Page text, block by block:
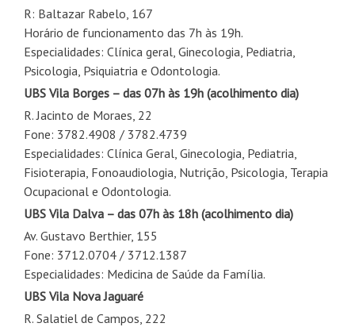
R: Baltazar Rabelo, 167
Horário de funcionamento das 7h às 19h.
Especialidades: Clínica geral, Ginecologia, Pediatria,
Psicologia, Psiquiatria e Odontologia.
UBS Vila Borges – das 07h às 19h (acolhimento dia)
R. Jacinto de Moraes, 22
Fone: 3782.4908 / 3782.4739
Especialidades: Clínica Geral, Ginecologia, Pediatria,
Fisioterapia, Fonoaudiologia, Nutrição, Psicologia, Terapia
Ocupacional e Odontologia.
UBS Vila Dalva – das 07h às 18h (acolhimento dia)
Av. Gustavo Berthier, 155
Fone: 3712.0704 / 3712.1387
Especialidades: Medicina de Saúde da Família.
UBS Vila Nova Jaguaré
R. Salatiel de Campos, 222